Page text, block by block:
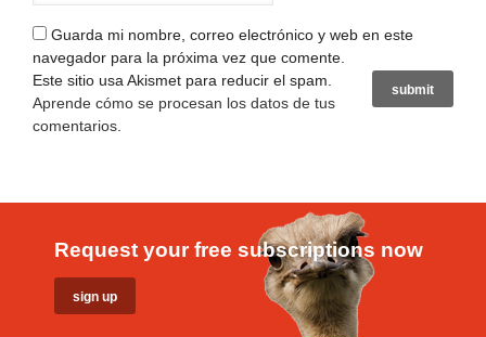
Guarda mi nombre, correo electrónico y web en este
navegador para la próxima vez que comente.
Este sitio usa Akismet para reducir el spam.
Aprende cómo se procesan los datos de tus
comentarios
Request your free subscriptions now